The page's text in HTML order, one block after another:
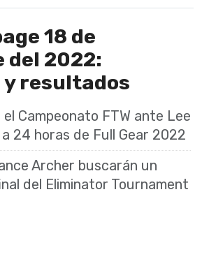
18 de
del 2022:
resultados
Campeonato FTW ante Lee
24 horas de Full Gear 2022
Archer buscarán un
del Eliminator Tournament